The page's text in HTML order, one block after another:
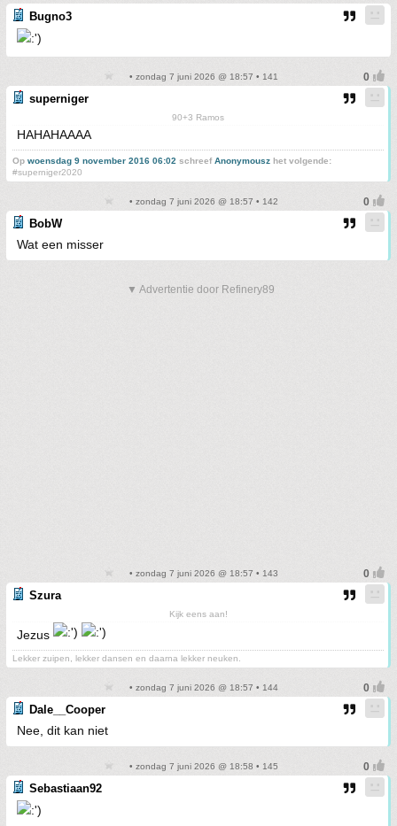
Bugno3
• zondag 7 juni 2026 @ 18:57 • 141
superniger
90+3 Ramos
HAHAHAAAA
Op woensdag 9 november 2016 06:02 schreefAnonymousz het volgende:
#superniger2020
• zondag 7 juni 2026 @ 18:57 • 142
BobW
Wat een misser
▼ Advertentie door Refinery89
• zondag 7 juni 2026 @ 18:57 • 143
Szura
Kijk eens aan!
Jezus
Lekker zuipen, lekker dansen en daarna lekker neuken.
• zondag 7 juni 2026 @ 18:57 • 144
Dale__Cooper
Nee, dit kan niet
• zondag 7 juni 2026 @ 18:58 • 145
Sebastiaan92